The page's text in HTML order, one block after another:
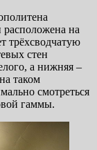
расположена на
трёхсводчатую
стен
а нижняя –
таком
смотреться
гаммы.